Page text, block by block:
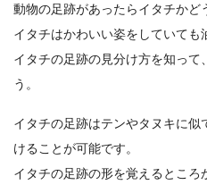
動物の足跡があったらイタチかど
イタチはかわいい姿をしていても
イタチの足跡の見分け方を知って
う。
イタチの足跡はテンやタヌキに
けることが可能です。
イタチの足跡の形を覚えるところ